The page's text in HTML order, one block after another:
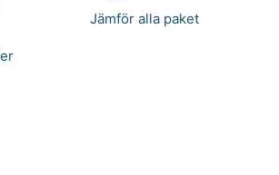
Jämför alla paket